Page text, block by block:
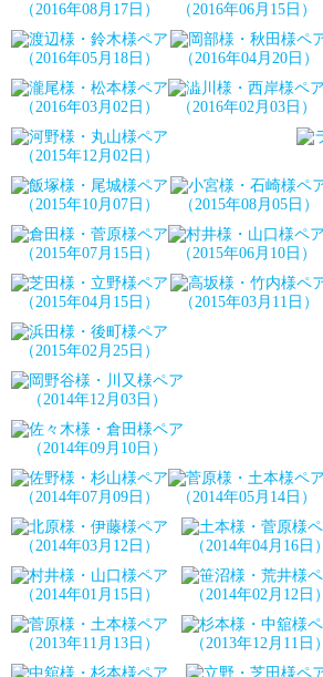
（2016年08月17日） （2016年06月15日）
（2016年05月18日） （2016年04月20日）
（2016年03月02日） （2016年02月03日）
（2015年12月02日）
（2015年10月07日） （2015年08月05日）
（2015年07月15日） （2015年06月10日）
（2015年04月15日） （2015年03月11日）
（2015年02月25日）
（2014年12月03日）
（2014年09月10日）
（2014年07月09日） （2014年05月14日）
（2014年04月16日）
（2014年03月12日）
（2014年02月12日）
（2014年01月15日）
（2013年12月11日）
（2013年11月13日）